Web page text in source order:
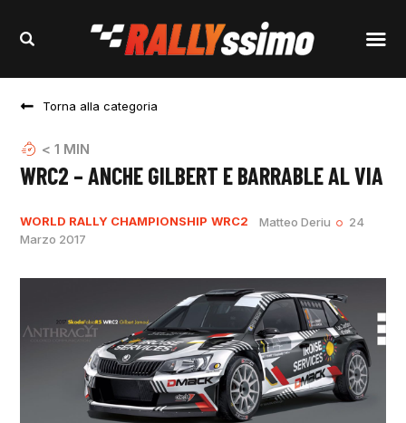
Torna alla categoria
< 1 MIN
WRC2 – ANCHE GILBERT E BARRABLE AL VIA
WORLD RALLY CHAMPIONSHIP WRC2 Matteo Deriu
24
Marzo 2017